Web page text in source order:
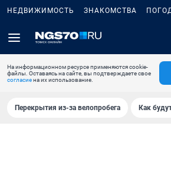
НЕДВИЖИМОСТЬ ЗНАКОМСТВА
На информационном ресурсе применяются cookie-
файлы. Оставаясь на сайте, вы подтверждаете свое
согласиена их использование.
Перекрытия из-за велопробега Как